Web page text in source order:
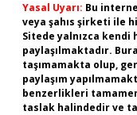
Yasal Uyarı: Bu
veya şahıs şirketi ile
Sitede yalnızca kendi
paylaşılmaktadır.
taşımamakta olup,
paylaşım
benzerlikleri
taslak halindedir ve